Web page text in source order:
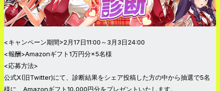
<キャンペーン期間>2月17日11:00～3月3日24:00
<報酬>Amazonギフト1万円分×5名様
<応募方法>
公式X(旧Twitter)にて、診断結果をシェア投稿した方の中から抽選で5名
様に、Amazonギフト10,000円分をプレゼントいたします。